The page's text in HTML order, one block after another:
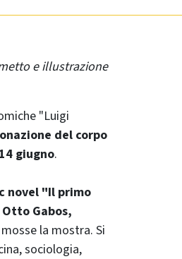
e illustrazione
"Luigi
del corpo
giugno.
novel "Il primo
Gabos,
la mostra. Si
sociologia,